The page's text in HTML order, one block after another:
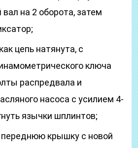
на 2 оборота, затем
цепь натянута, с
ключа
распредвала и
насоса с усилием 4-
язычки шплинтов;
переднюю крышку с новой